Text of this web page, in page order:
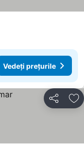
Vedeți prețurile
Distribuiți